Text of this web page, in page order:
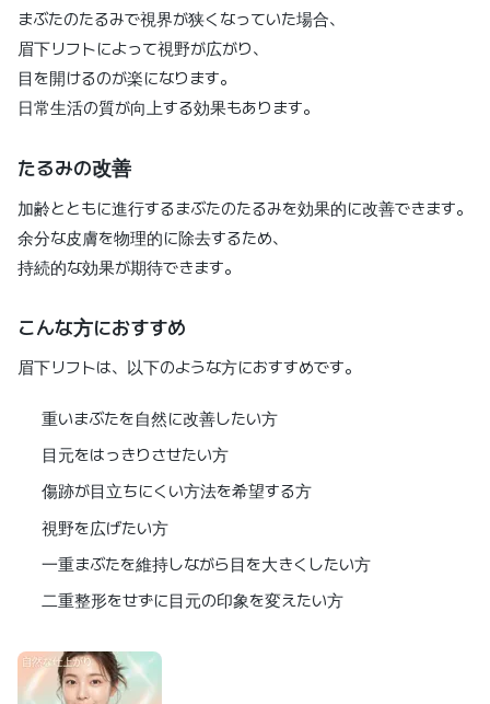
まぶたのたるみで視界が狭くなっていた場合、
眉下リフトによって視野が広がり、
目を開けるのが楽になります。
日常生活の質が向上する効果もあります。
たるみの改善
加齢とともに進行するまぶたのたるみを効果的に改善できます。
余分な皮膚を物理的に除去するため、
持続的な効果が期待できます。
こんな方におすすめ
眉下リフトは、以下のような方におすすめです。
重いまぶたを自然に改善したい方
目元をはっきりさせたい方
傷跡が目立ちにくい方法を希望する方
視野を広げたい方
一重まぶたを維持しながら目を大きくしたい方
二重整形をせずに目元の印象を変えたい方